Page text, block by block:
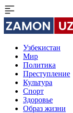
Узбекистан
Мир
Политика
Преступление
Культура
Спорт
Здоровье
Образ жизни